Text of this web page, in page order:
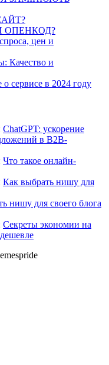
ОПЕНКОД?
цен и
Качество и
сервисе в 2024 году
ChatGPT: ускорение
в B2B-
Что такое онлайн-
Как выбрать нишу для
нишу для своего блога
Секреты экономии на